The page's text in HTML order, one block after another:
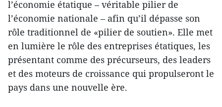
l’économie étatique – véritable pilier de
l’économie nationale – afin qu’il dépasse son
rôle traditionnel de «pilier de soutien». Elle met
en lumière le rôle des entreprises étatiques, les
présentant comme des précurseurs, des leaders
et des moteurs de croissance qui propulseront le
pays dans une nouvelle ère.